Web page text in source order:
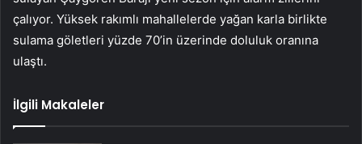
çalıyor. Yüksek rakımlı mahallelerde yağan karla birlikte
sulama göletleri yüzde 70’in üzerinde doluluk oranına
ulaştı.
İlgili Makaleler